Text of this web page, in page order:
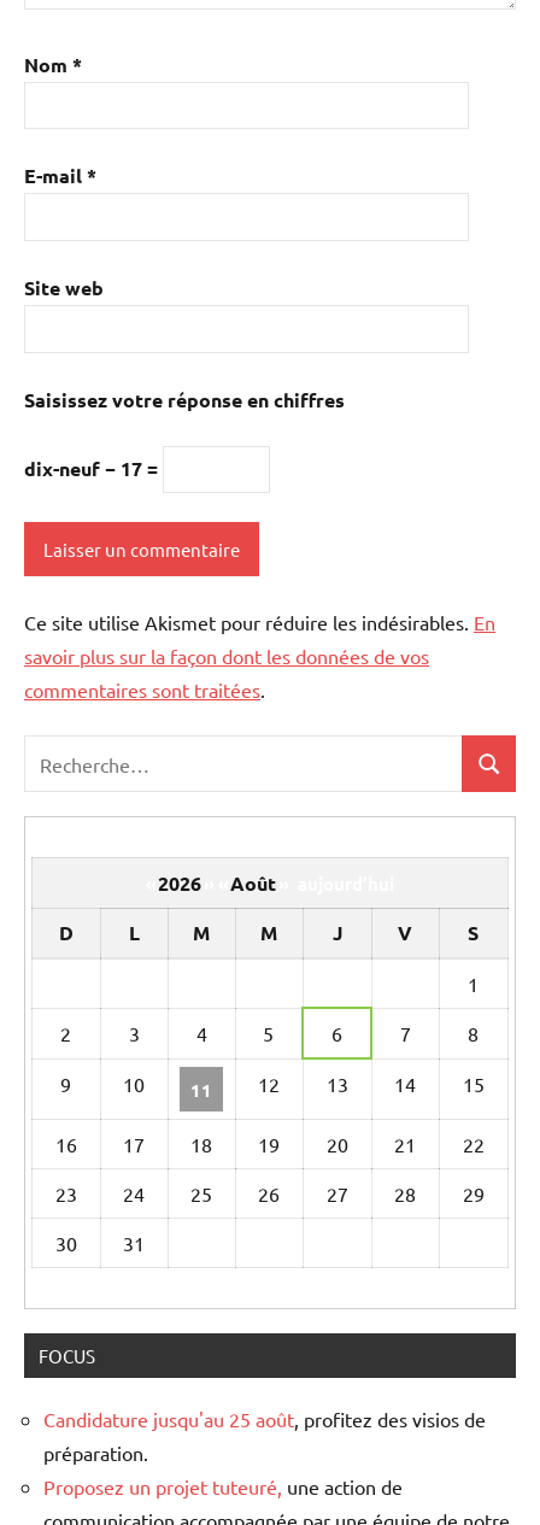
Nom *
E-mail*
Site web
Saisissez votre réponse en chiffres
dix-neuf − 17 =
Ce site utilise Akismet pour réduire les indésirables. En
savoir plus sur la façon dont les données de vos
commentaires sont traitées.
pour
:
calendrier
d’évènements
2026 Août
D L M M J V S
1
2 3 4 5 6 7 8
9 10 11 12 13 14 15
16 17 18 19 20 21 22
23 24 25 26 27 28 29
30 31
FOCUS
Candidature jusqu'au 25 août , profitez des visios de
préparation.
Proposez un projet tuteuré, une action de
communication accompagnée par une équipe de notre